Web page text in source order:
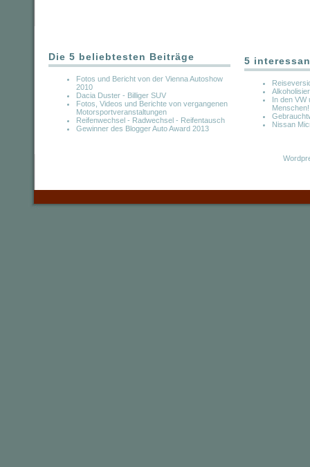
Die 5 beliebtesten Beiträge
Fotos und Bericht von der Vienna Autoshow
2010
Dacia Duster - Billiger SUV
Fotos, Videos und Berichte von vergangenen
Motorsportveranstaltungen
Reifenwechsel - Radwechsel - Reifentausch
Gewinner des Blogger Auto Award 2013
5
In den VW
Nissan